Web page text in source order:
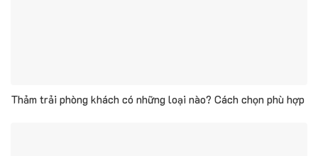
Thảm trải phòng khách có những loại nào? Cách chọn phù hợp